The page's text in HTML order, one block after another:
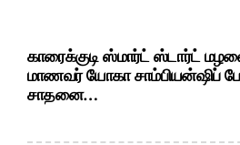
காரைக்குடி ஸ்மார்ட் ஸ்டார்ட்
மாணவர் யோகா சாம்பியன்ஷிப்
சாதனை…